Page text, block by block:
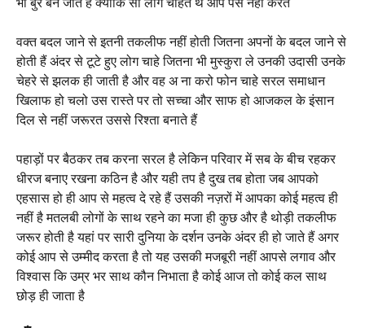
वक्त बदल जाने से इतनी तकलीफ नहीं होती जितना अपनों के बदल जाने से
होती हैं अंदर से टूटे हुए लोग चाहे जितना भी मुस्कुरा ले उनकी उदासी उनके
चेहरे से झलक ही जाती है और वह अ ना करो फोन चाहे सरल समाधान
खिलाफ हो चलो उस रास्ते पर तो सच्चा और साफ हो आजकल के इंसान
दिल से नहीं जरूरत उससे रिश्ता बनाते हैं
पहाड़ों पर बैठकर तब करना सरल है लेकिन परिवार में सब के बीच रहकर
धीरज बनाए रखना कठिन है और यही तप है दुख तब होता जब आपको
एहसास हो ही आप से महत्व दे रहे हैं उसकी नज़रों में आपका कोई महत्व ही
नहीं है मतलबी लोगों के साथ रहने का मजा ही कुछ और है थोड़ी तकलीफ
जरूर होती है यहां पर सारी दुनिया के दर्शन उनके अंदर ही हो जाते हैं अगर
कोई आप से उम्मीद करता है तो यह उसकी मजबूरी नहीं आपसे लगाव और
विश्वास कि उम्र भर साथ कौन निभाता है कोई आज तो कोई कल साथ
छोड़ ही जाता है